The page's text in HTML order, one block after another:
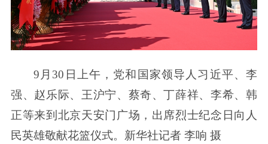
9月30日上午，党和国家领导人习近平、李
强、赵乐际、王沪宁、蔡奇、丁薛祥、李希、韩
正等来到北京天安门广场，出席烈士纪念日向人
民英雄敬献花篮仪式。新华社记者 李响 摄